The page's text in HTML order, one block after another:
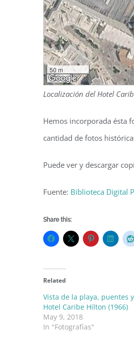
50 m
100 ft
Localización del Hotel
Hemos incorporada ésta
cantidad de fotos
Puede ver y descargar
Fuente: Biblioteca Digital
Share this:
Related
Vista de la playa, puentes
Hotel Caribe Hilton (1966)
May 9, 2018
In "Fotografías"